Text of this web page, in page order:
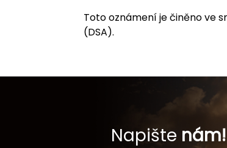
Toto oznámení je činěno ve
(DSA).
Napište nám!